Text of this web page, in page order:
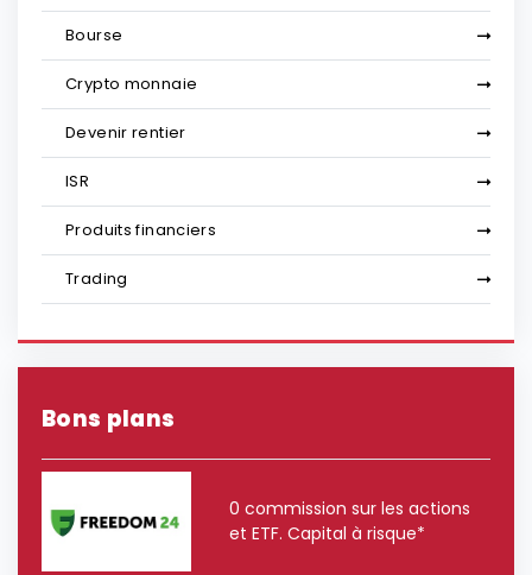
Bourse
Crypto monnaie
Devenir rentier
ISR
Produits financiers
Trading
Bons plans
0 commission sur les actions
et ETF. Capital à risque*